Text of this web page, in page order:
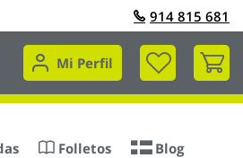
914 815 681
Mi Perfil
Mi
Folletos Blog